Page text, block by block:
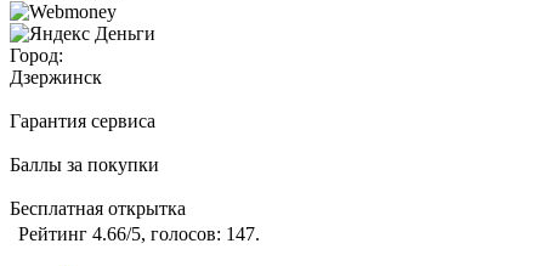
Город:
Дзержинск
Гарантия сервиса
Баллы за покупки
Бесплатная открытка
Рейтинг 4.66/5, голосов: 147.